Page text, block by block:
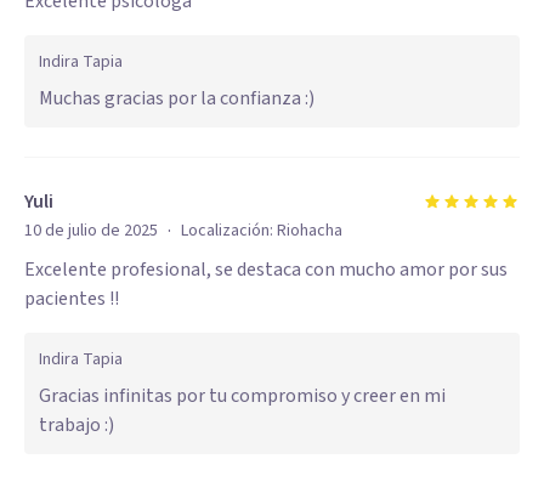
Indira Tapia
Muchas gracias por la confianza :)
Yuli
10 de julio de 2025 · Localización: Riohacha
Excelente profesional, se destaca con mucho amor por sus
pacientes !!
Indira Tapia
Gracias infinitas por tu compromiso y creer en mi
trabajo :)